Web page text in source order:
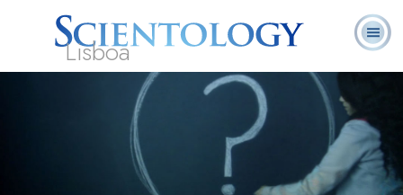
Lisboa
Scientology?
Ministros
Voluntários
Perguntas
Frequentes